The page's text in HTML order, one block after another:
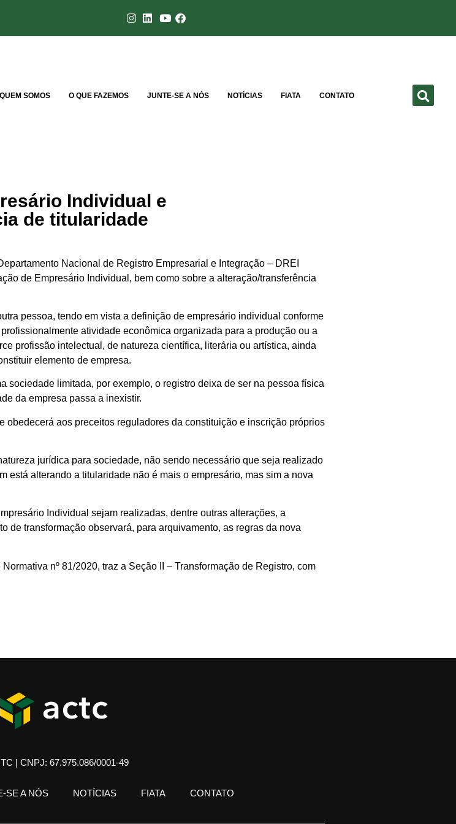
QUEM SOMOS O QUE FAZEMOS JUNTE-SE A NÓS NOTÍCIAS FIATA CONTATO
Individual e
de titularidade
Nacional de Registro Empresarial e Integração – DREI
de Empresário Individual, bem como sobre a alteração/transferência
pessoa, tendo em vista a definição de empresário individual conforme
atividade econômica organizada para a produção ou a
profissão intelectual, de natureza científica, literária ou artística, ainda
elemento de empresa.
sociedade limitada, por exemplo, o registro deixa de ser na pessoa física
da empresa passa a inexistir.
aos preceitos reguladores da constituição e inscrição próprios
jurídica para sociedade, não sendo necessário que seja realizado
está alterando a titularidade não é mais o empresário, mas sim a nova
Individual sejam realizadas, dentre outras alterações, a
de transformação observará, para arquivamento, as regras da nova
nº 81/2020, traz a Seção II – Transformação de Registro, com
| CNPJ: 67.975.086/0001-49
SE A NÓS NOTÍCIAS FIATA CONTATO